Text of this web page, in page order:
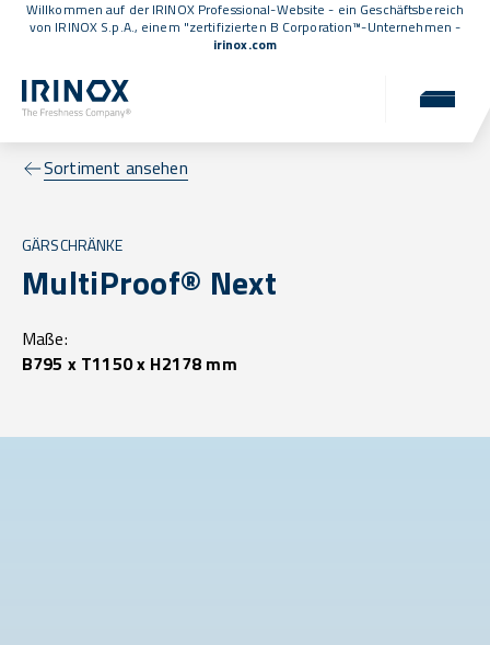
Willkommen auf der IRINOX Professional-Website - ein Geschäftsbereich
von IRINOX S.p.A., einem "zertifizierten B Corporation™-Unternehmen -
irinox.com
Sortiment ansehen
GÄRSCHRÄNKE
MultiProof® Next
Maße:
B795 x T1150 x H2178 mm